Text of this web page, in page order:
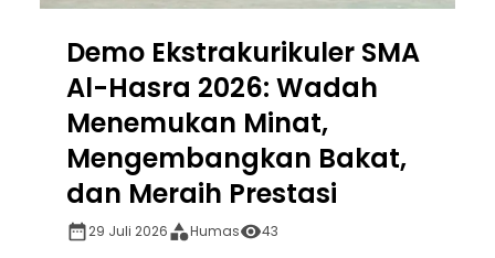
Demo Ekstrakurikuler SMA
Al-Hasra 2026: Wadah
Menemukan Minat,
Mengembangkan Bakat,
dan Meraih Prestasi
29 Juli 2026 Humas 43